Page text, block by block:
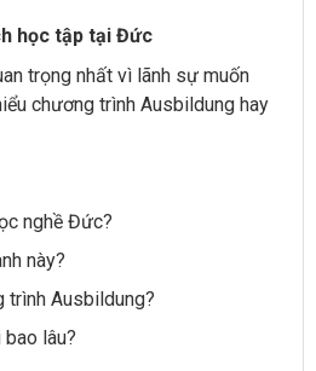
học tập tại Đức
trọng nhất vì lãnh sự muốn
chương trình Ausbildung hay
nghề Đức?
này?
trình Ausbildung?
lâu?